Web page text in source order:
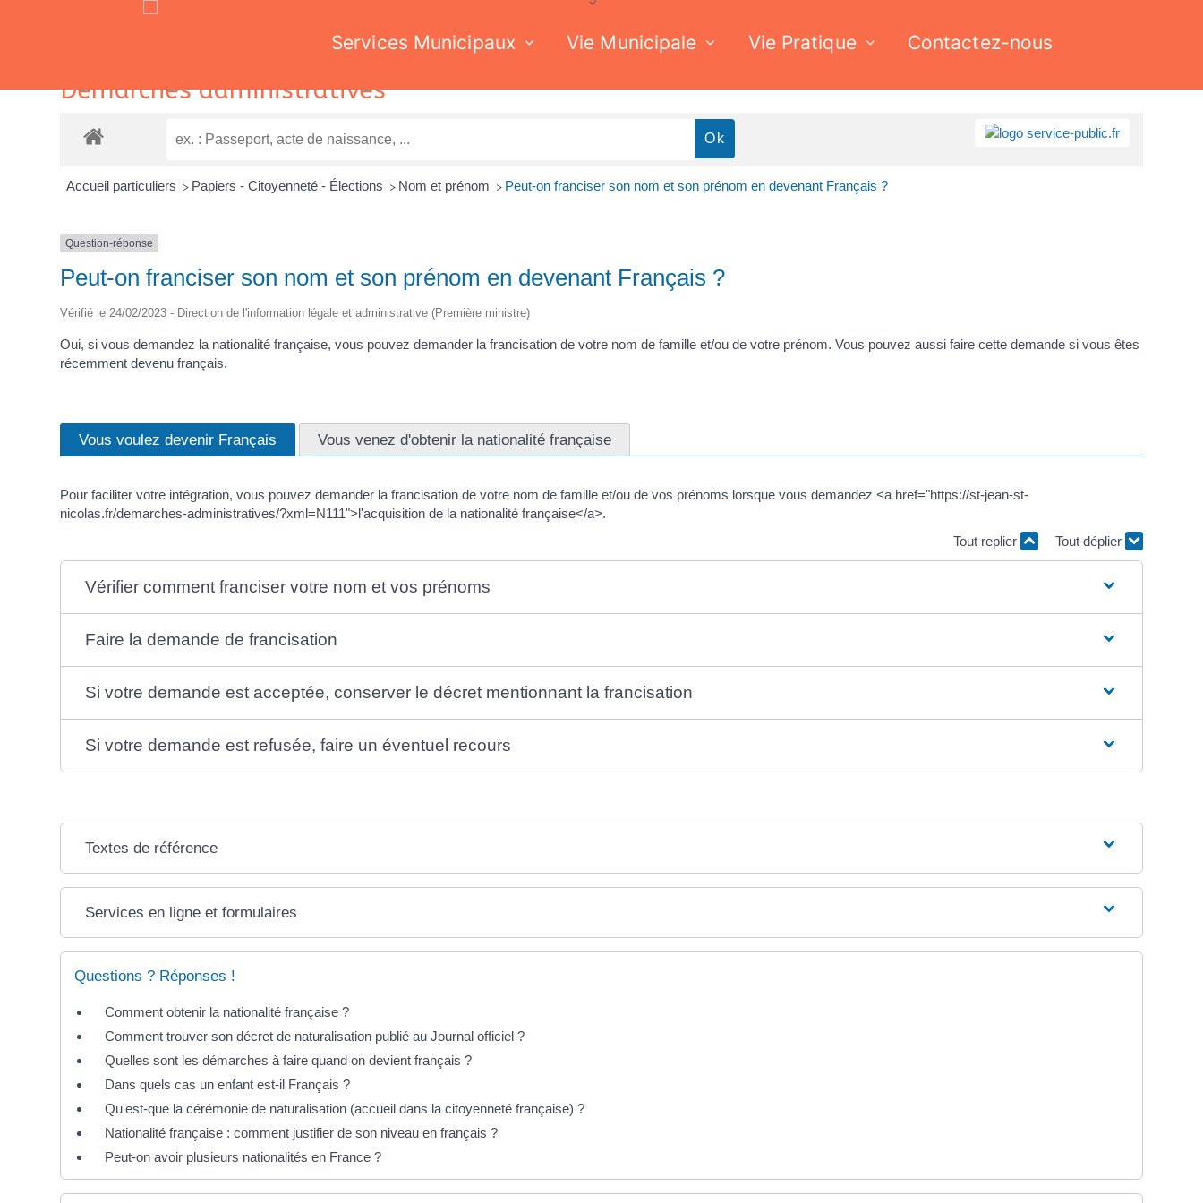
Services Municipaux Vie Municipale Vie Pratique Contactez-nous
Démarches administratives
Accueil particuliers > Papiers - Citoyenneté - Élections > Nom et prénom > Peut-on franciser son nom et son prénom en devenant Français ?
Question-réponse
Peut-on franciser son nom et son prénom en devenant Français ?
Vérifié le 24/02/2023 - Direction de l'information légale et administrative (Première ministre)
Oui, si vous demandez la nationalité française, vous pouvez demander la francisation de votre nom de famille et/ou de votre prénom. Vous pouvez aussi faire cette demande si vous êtes
récemment devenu français.
Vous voulez devenir Français Vous venez d'obtenir la nationalité française
Pour faciliter votre intégration, vous pouvez demander la francisation de votre nom de famille et/ou de vos prénoms lorsque vous demandez <a href="https://st-jean-st-
nicolas.fr/demarches-administratives/?xml=N111">l'acquisition de la nationalité française</a>.
Tout replier
Tout déplier
Vérifier comment franciser votre nom et vos prénoms
Faire la demande de francisation
Si votre demande est acceptée, conserver le décret mentionnant la francisation
Si votre demande est refusée, faire un éventuel recours
Textes de référence
Services en ligne et formulaires
Questions ? Réponses !
Comment obtenir la nationalité française ?
Comment trouver son décret de naturalisation publié au Journal officiel ?
Quelles sont les démarches à faire quand on devient français ?
Dans quels cas un enfant est-il Français ?
Qu'est-que la cérémonie de naturalisation (accueil dans la citoyenneté française) ?
Nationalité française : comment justifier de son niveau en français ?
Peut-on avoir plusieurs nationalités en France ?